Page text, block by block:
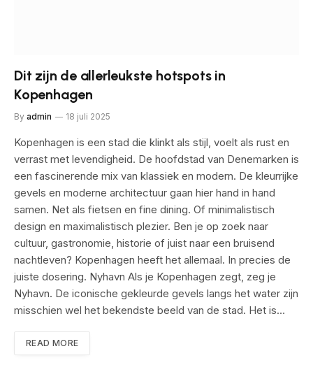
Dit zijn de allerleukste hotspots in
Kopenhagen
By admin 18 juli 2025
Kopenhagen is een stad die klinkt als stijl, voelt als rust en
verrast met levendigheid. De hoofdstad van Denemarken is
een fascinerende mix van klassiek en modern. De kleurrijke
gevels en moderne architectuur gaan hier hand in hand
samen. Net als fietsen en fine dining. Of minimalistisch
design en maximalistisch plezier. Ben je op zoek naar
cultuur, gastronomie, historie of juist naar een bruisend
nachtleven? Kopenhagen heeft het allemaal. In precies de
juiste dosering. Nyhavn Als je Kopenhagen zegt, zeg je
Nyhavn. De iconische gekleurde gevels langs het water zijn
misschien wel het bekendste beeld van de stad. Het is…
READ MORE